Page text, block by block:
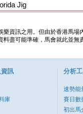
Jig
資訊之用。但由於香港馬
盡可能準確，馬會就此並
訊
庫
分析
速勢能
賽日數
初出馬